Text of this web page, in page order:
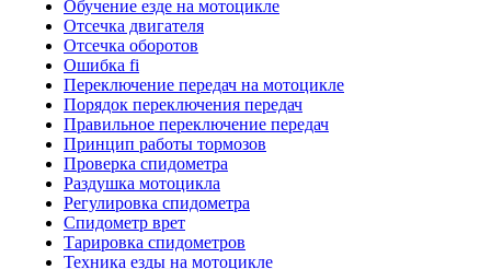
Обучение езде на мотоцикле
Отсечка двигателя
Отсечка оборотов
Ошибка fi
Переключение передач на мотоцикле
Порядок переключения передач
Правильное переключение передач
Принцип работы тормозов
Проверка спидометра
Раздушка мотоцикла
Регулировка спидометра
Спидометр врет
Тарировка спидометров
Техника езды на мотоцикле